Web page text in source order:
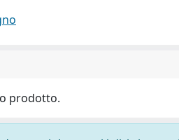
prodotto.